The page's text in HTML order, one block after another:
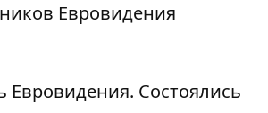
Евровидения
Состоялись